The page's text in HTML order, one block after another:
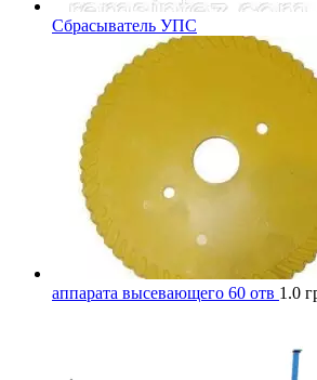
Сбрасыватель УПС
аппарата высевающего 60 отв 1.0